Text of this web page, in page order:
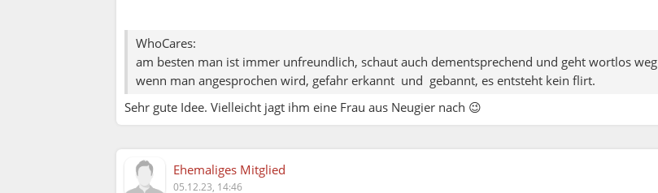
WhoCares:
am besten man ist immer unfreundlich, schaut auch dementsprechend und geht wortlos weg
wenn man angesprochen wird, gefahr erkannt und gebannt, es entsteht kein flirt.
Sehr gute Idee. Vielleicht jagt ihm eine Frau aus Neugier nach 😉
Ehemaliges Mitglied
05.12.23, 14:46